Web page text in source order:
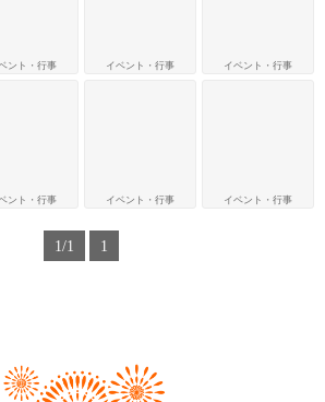
ント・行事
ント・行事
イベント・行事
イベント・行事
イベント・行事
イベント・行事
1/1 1